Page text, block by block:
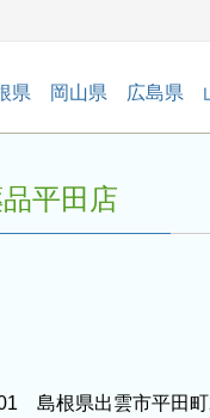
県 岡山県 広島県
平田店
島根県出雲市平田